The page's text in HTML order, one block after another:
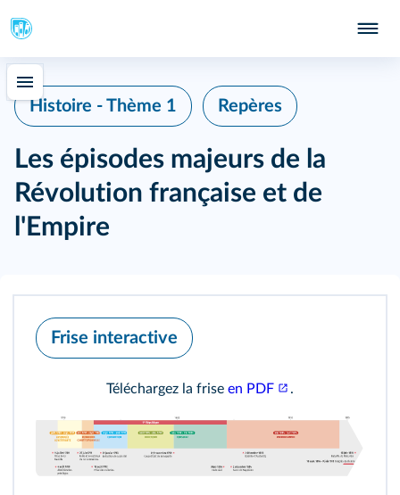
Histoire - Thème 1 Repères
Les épisodes majeurs de la
Révolution française et de
l'Empire
Frise interactive
Téléchargez la frise en PDF .